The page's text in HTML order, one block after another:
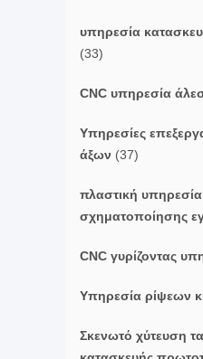
υπηρεσία
(33)
CNC υπηρεσία
Υπηρεσίες
άξων (37)
πλαστική υπηρεσία
σχηματοποίησης
CNC γυρίζοντας
Υπηρεσία ρίψεων
Σκενωτό χύτευση